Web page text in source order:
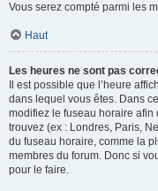
Vous serez compté parmi les
Haut
Les heures ne sont pas
Il est possible que l’heure
dans lequel vous êtes. Dans
modifiez le fuseau horaire afin
trouvez (ex : Londres, Paris,
du fuseau horaire, comme la
membres du forum. Donc si
pour le faire.